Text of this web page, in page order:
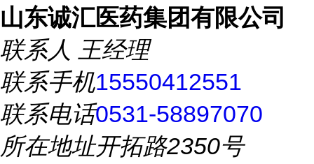
山东诚汇医药集团有限公司
联系人 王经理
联系手机15550412551
联系电话0531-58897070
所在地址开拓路2350号